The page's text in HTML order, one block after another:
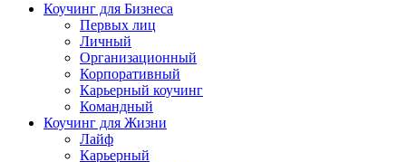
Коучинг для Бизнеса
Первых лиц
Личный
Организационный
Корпоративный
Карьерный коучинг
Командный
Коучинг для Жизни
Лайф
Карьерный